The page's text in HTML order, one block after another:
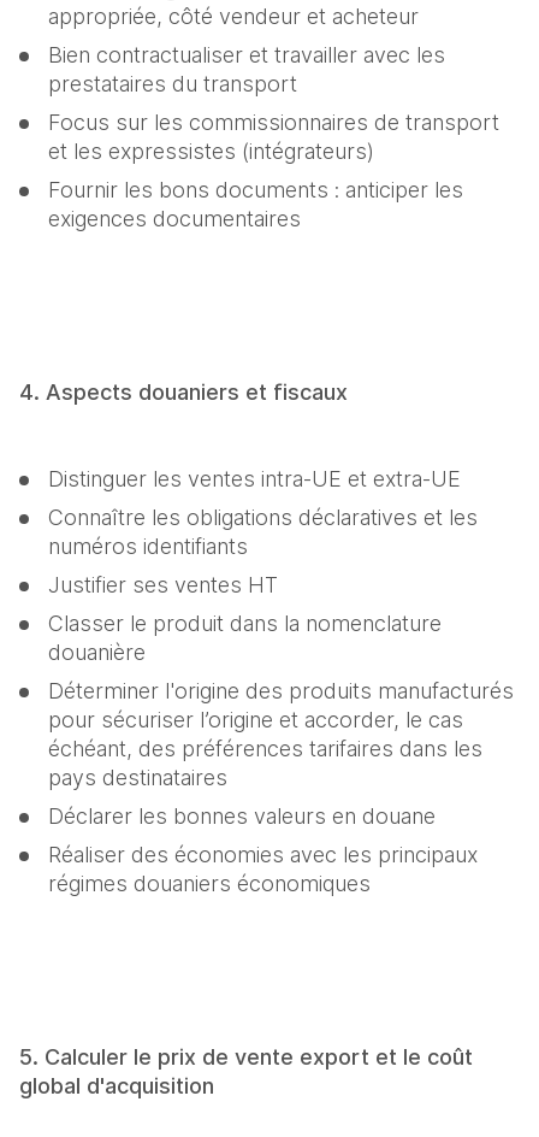
appropriée, côté vendeur et acheteur
Bien contractualiser et travailler avec les
prestataires du transport
Focus sur les commissionnaires de transport
et les expressistes (intégrateurs)
Fournir les bons documents : anticiper les
exigences documentaires
4. Aspects douaniers et fiscaux
Distinguer les ventes intra-UE et extra-UE
Connaître les obligations déclaratives et les
numéros identifiants
Justifier ses ventes HT
Classer le produit dans la nomenclature
douanière
Déterminer l'origine des produits manufacturés
pour sécuriser l’origine et accorder, le cas
échéant, des préférences tarifaires dans les
pays destinataires
Déclarer les bonnes valeurs en douane
Réaliser des économies avec les principaux
régimes douaniers économiques
5. Calculer le prix de vente export et le coût
global d'acquisition